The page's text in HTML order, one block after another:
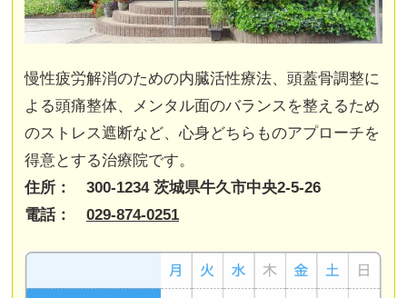
慢性疲労解消のための内臓活性療法、頭蓋骨調整に
よる頭痛整体、メンタル面のバランスを整えるため
のストレス遮断など、心身どちらものアプローチを
得意とする治療院です。
住所： 300-1234 茨城県牛久市中央2-5-26
電話：029-874-0251